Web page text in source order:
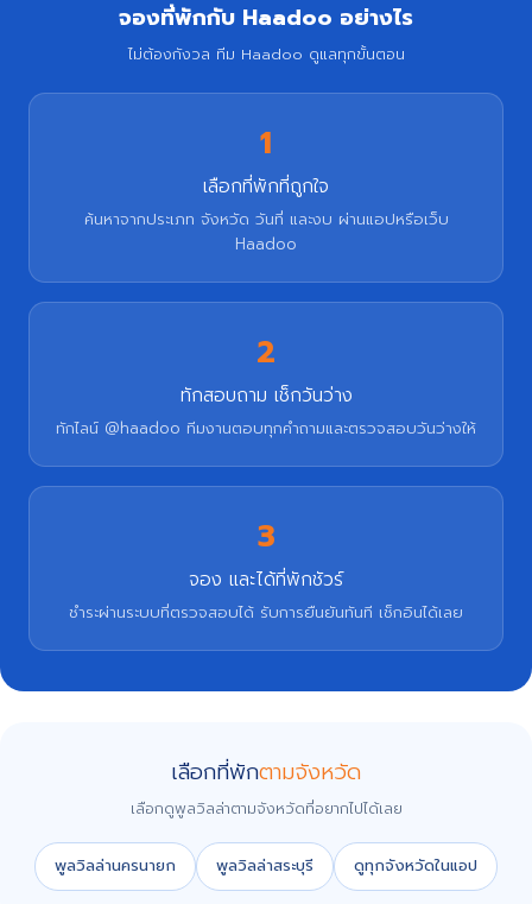
จองที่พักกับ Haadoo อย่างไร
ไม่ต้องกังวล ทีม Haadoo ดูแลทุกขั้นตอน
1
เลือกที่พักที่ถูกใจ
ค้นหาจากประเภท จังหวัด วันที่ และงบ ผ่านแอปหรือเว็บ
Haadoo
2
ทักสอบถาม เช็กวันว่าง
ทักไลน์ @haadoo ทีมงานตอบทุกคำถามและตรวจสอบวันว่างให้
3
จอง และได้ที่พักชัวร์
ชำระผ่านระบบที่ตรวจสอบได้ รับการยืนยันทันที เช็กอินได้เลย
เลือกที่พักตามจังหวัด
เลือกดูพูลวิลล่าตามจังหวัดที่อยากไปได้เลย
พูลวิลล่านครนายก พูลวิลล่าสระบุรี ดูทุกจังหวัดในแอป